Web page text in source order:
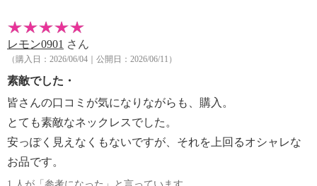
レモン0901 さん
（購入日：2026/06/04｜公開日：2026/06/11）
素敵でした・
皆さんの口コミが気になりながらも、購入。
とても素敵なネックレスでした。
安っぽく見えなくもないですが、それを上回るオシャレな
お品です。